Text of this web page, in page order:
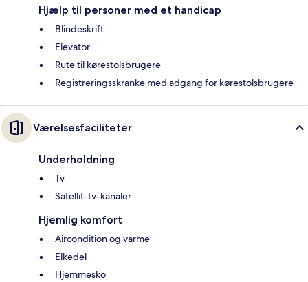
Hjælp til personer med et handicap
Blindeskrift
Elevator
Rute til kørestolsbrugere
Registreringsskranke med adgang for kørestolsbrugere
Værelsesfaciliteter
Underholdning
Tv
Satellit-tv-kanaler
Hjemlig komfort
Aircondition og varme
Elkedel
Hjemmesko